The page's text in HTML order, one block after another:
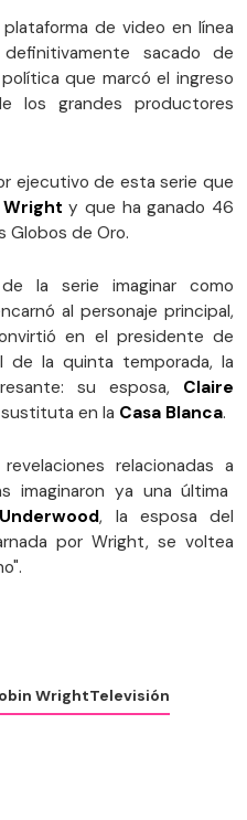
de video en línea
sacado de
que marcó el ingreso
los grandes productores
ejecutivo de esta serie que
Wrighty que ha ganado 46
Globos de Oro.
la serie imaginar como
al personaje principal,
en el presidente de
de la quinta temporada, la
su esposa, Claire
en la Casa Blanca.
relacionadas a
imaginaron ya una última
, la esposa del
por Wright, se voltea
WrightTelevisión